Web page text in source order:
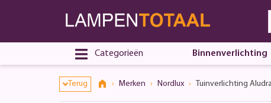
Categorieën Binnenverlichting
Terug Merken Nordlux Tuinverlichting